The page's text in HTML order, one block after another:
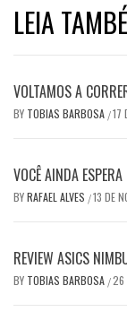
LEIA
VOLTAMOS A
BY TOBIAS BARBOSA /17
VOCÊ AINDA
BYRAFAEL ALVES /13 DE
REVIEW ASICS
BY TOBIAS BARBOSA /26